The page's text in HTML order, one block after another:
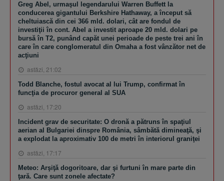
Greg Abel, urmaşul legendarului Warren Buffett la
conducerea gigantului Berkshire Hathaway, a început să
cheltuiască din cei 366 mld. dolari, cât are fondul de
investiţii în cont. Abel a investit aproape 20 mld. dolari pe
bursă în T2, punând capăt unei perioade de peste trei ani în
care în care conglomeratul din Omaha a fost vânzător net de
acţiuni
astăzi, 21:02
Todd Blanche, fostul avocat al lui Trump, confirmat în
funcţia de procuror general al SUA
astăzi, 17:20
Incident grav de securitate: O dronă a pătruns în spaţiul
aerian al Bulgariei dinspre România, sâmbătă dimineaţă, şi
a explodat la aproximativ 100 de metri în interiorul graniţei
astăzi, 17:17
Meteo: Arşiţă dogoritoare, dar şi furtuni în mare parte din
ţară. Care sunt zonele afectate?